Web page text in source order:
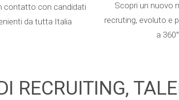
contatto con candidati
da tutta Italia
Scopri un nuovo
recruting, evoluto e
a 360°
RECRUITING,